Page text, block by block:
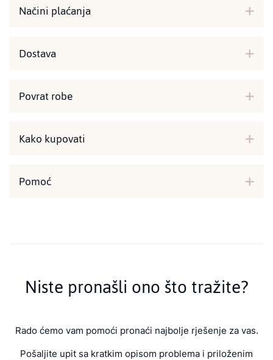
Načini plaćanja
Dostava
Povrat robe
Kako kupovati
Pomoć
Niste pronašli ono što tražite?
Rado ćemo vam pomoći pronaći najbolje rješenje za vas.
Pošaljite upit sa kratkim opisom problema i priloženim